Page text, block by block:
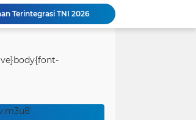
Terintegrasi TNI 2026
Kapolda Sumbar Tegaskan Tak Ada Toleransi bagi Oknum Polisi Pelanggar Hukum
Interoperabilitas TNI
bukti menurut KUHAP"